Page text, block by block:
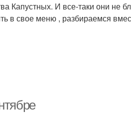
Капустных. И все-таки они не
в свое меню , разбираемся